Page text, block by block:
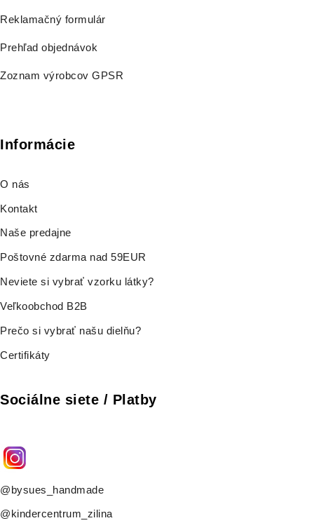
Reklamačný formulár
Prehľad objednávok
Zoznam výrobcov GPSR
Informácie
O nás
Kontakt
Naše predajne
Poštovné zdarma nad 59EUR
Neviete si vybrať vzorku látky?
Veľkoobchod B2B
Prečo si vybrať našu dielňu?
Certifikáty
Sociálne siete / Platby
@bysues_handmade
@kindercentrum_zilina